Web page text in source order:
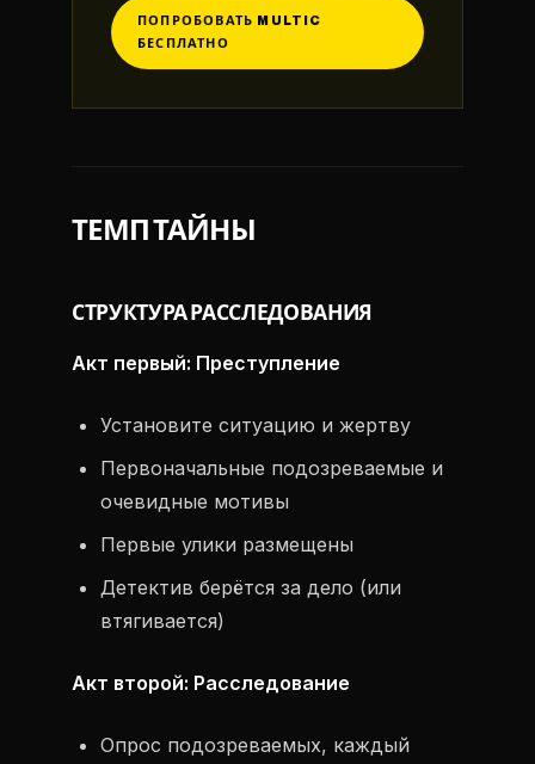
ПОПРОБОВАТЬ MULTIC
БЕСПЛАТНО
ТЕМП ТАЙНЫ
СТРУКТУРА РАССЛЕДОВАНИЯ
Акт первый: Преступление
Установите ситуацию и жертву
Первоначальные подозреваемые и
очевидные мотивы
Первые улики размещены
Детектив берётся за дело (или
втягивается)
Акт второй: Расследование
Опрос подозреваемых, каждый